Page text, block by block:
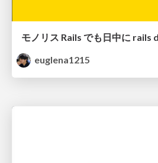
euglena1215